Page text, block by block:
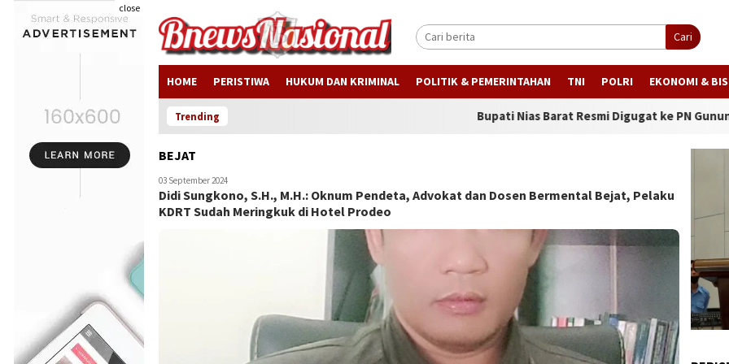
close
Cari
HOME PERISTIWA HUKUM DAN KRIMINAL POLITIK & PEMERINTAHAN TNI POLRI EKONOMI &
Trending Bupati Nias Barat Resmi Digugat ke PN Gunungsitoli
BEJAT
03 September 2024
Didi Sungkono, S.H., M.H.: Oknum Pendeta, Advokat dan Dosen Bermental Bejat, Pelaku
KDRT Sudah Meringkuk di Hotel Prodeo